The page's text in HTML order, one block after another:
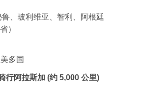
、玻利维亚、智利、阿根廷
）
多国
行阿拉斯加 (约 5,000 公里)